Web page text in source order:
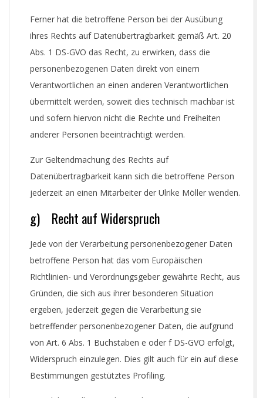
Ferner hat die betroffene Person bei der Ausübung
ihres Rechts auf Datenübertragbarkeit gemäß Art. 20
Abs. 1 DS-GVO das Recht, zu erwirken, dass die
personenbezogenen Daten direkt von einem
Verantwortlichen an einen anderen Verantwortlichen
übermittelt werden, soweit dies technisch machbar ist
und sofern hiervon nicht die Rechte und Freiheiten
anderer Personen beeinträchtigt werden.
Zur Geltendmachung des Rechts auf
Datenübertragbarkeit kann sich die betroffene Person
jederzeit an einen Mitarbeiter der Ulrike Möller wenden.
g) Recht auf Widerspruch
Jede von der Verarbeitung personenbezogener Daten
betroffene Person hat das vom Europäischen
Richtlinien- und Verordnungsgeber gewährte Recht, aus
Gründen, die sich aus ihrer besonderen Situation
ergeben, jederzeit gegen die Verarbeitung sie
betreffender personenbezogener Daten, die aufgrund
von Art. 6 Abs. 1 Buchstaben e oder f DS-GVO erfolgt,
Widerspruch einzulegen. Dies gilt auch für ein auf diese
Bestimmungen gestütztes Profiling.